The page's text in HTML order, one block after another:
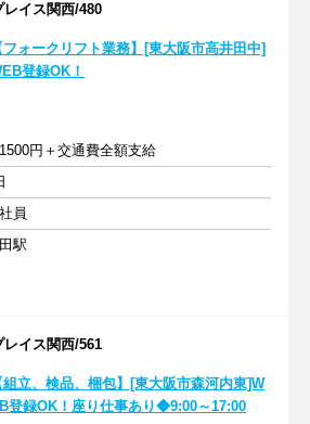
イス関西/480
フォークリフト業務】[東大阪市高井田中]
登録OK！
円＋交通費全額支給
員
駅
イス関西/561
組立、検品、梱包】[東大阪市森河内東]W
登録OK！座り仕事あり◆9:00～17:00